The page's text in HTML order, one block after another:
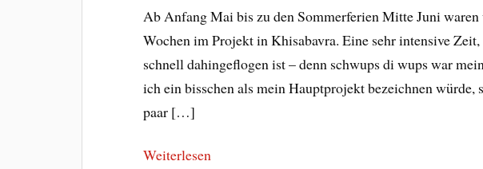
Ab Anfang Mai bis zu den Sommerferien Mitte Juni
Wochen im Projekt in Khisabavra. Eine sehr intensive
schnell dahingeflogen ist – denn schwups di wups war
ich ein bisschen als mein Hauptprojekt bezeichnen würde,
paar […]
Weiterlesen